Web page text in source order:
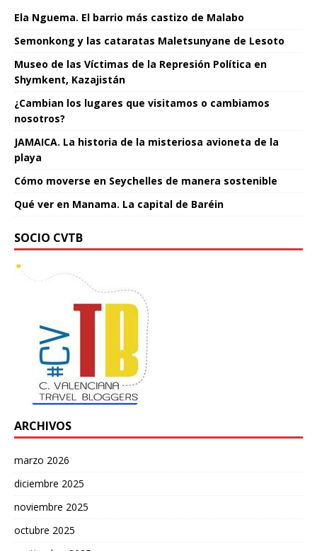
Ela Nguema. El barrio más castizo de Malabo
Semonkong y las cataratas Maletsunyane de Lesoto
Museo de las Víctimas de la Represión Política en
Shymkent, Kazajistán
¿Cambian los lugares que visitamos o cambiamos
nosotros?
JAMAICA. La historia de la misteriosa avioneta de la
playa
Cómo moverse en Seychelles de manera sostenible
Qué ver en Manama. La capital de Baréin
SOCIO CVTB
ARCHIVOS
marzo 2026
diciembre 2025
noviembre 2025
octubre 2025